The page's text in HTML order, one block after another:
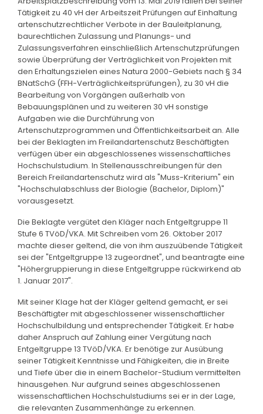
Tätigkeit zu 40 vH der Arbeitszeit Prüfungen auf Einhaltung
artenschutzrechtlicher Verbote in der Bauleitplanung,
baurechtlichen Zulassung und Planungs- und
Zulassungsverfahren einschließlich Artenschutzprüfungen
sowie Überprüfung der Verträglichkeit von Projekten mit
den Erhaltungszielen eines Natura 2000-Gebiets nach § 34
BNatSchG (FFH-Verträglichkeitsprüfungen), zu 30 vH die
Bearbeitung von Vorgängen außerhalb von
Bebauungsplänen und zu weiteren 30 vH sonstige
Aufgaben wie die Durchführung von
Artenschutzprogrammen und Öffentlichkeitsarbeit an. Alle
bei der Beklagten im Freilandartenschutz Beschäftigten
verfügen über ein abgeschlossenes wissenschaftliches
Hochschulstudium. In Stellenausschreibungen für den
Bereich Freilandartenschutz wird als "Muss-Kriterium" ein
"Hochschulabschluss der Biologie (Bachelor, Diplom)"
vorausgesetzt.
Die Beklagte vergütet den Kläger nach Entgeltgruppe 11
Stufe 6 TVöD/VKA. Mit Schreiben vom 26. Oktober 2017
machte dieser geltend, die von ihm auszuübende Tätigkeit
sei der "Entgeltgruppe 13 zugeordnet", und beantragte eine
"Höhergruppierung in diese Entgeltgruppe rückwirkend ab
1. Januar 2017".
Mit seiner Klage hat der Kläger geltend gemacht, er sei
Beschäftigter mit abgeschlossener wissenschaftlicher
Hochschulbildung und entsprechender Tätigkeit. Er habe
daher Anspruch auf Zahlung einer Vergütung nach
Entgeltgruppe 13 TVöD/VKA. Er benötige zur Ausübung
seiner Tätigkeit Kenntnisse und Fähigkeiten, die in Breite
und Tiefe über die in einem Bachelor-Studium vermittelten
hinausgehen. Nur aufgrund seines abgeschlossenen
wissenschaftlichen Hochschulstudiums sei er in der Lage,
die relevanten Zusammenhänge zu erkennen.